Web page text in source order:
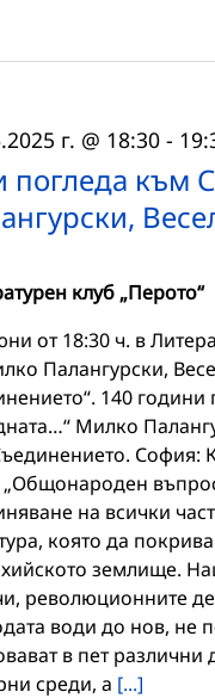
погледа към
г. @ 18:30-
клуб „Перото“
от 18:30 ч. в
Палангурски,
140 години
Милко
София:
„Общонароден
на всички
която да
землище.
революционните
води до нов, не
в пет
среди, а [...]